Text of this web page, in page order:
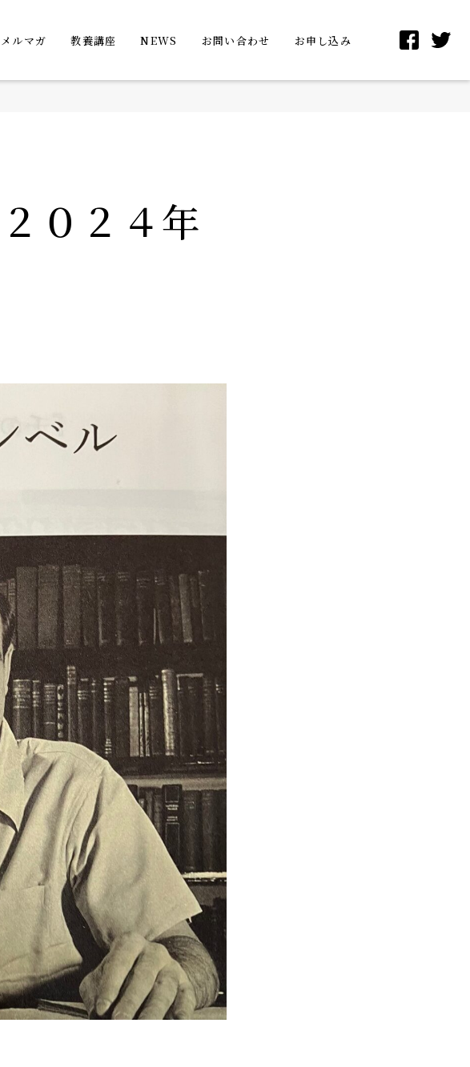
メルマガ 教養講座 NEWS お問い合わせ お申し込み
０２４年